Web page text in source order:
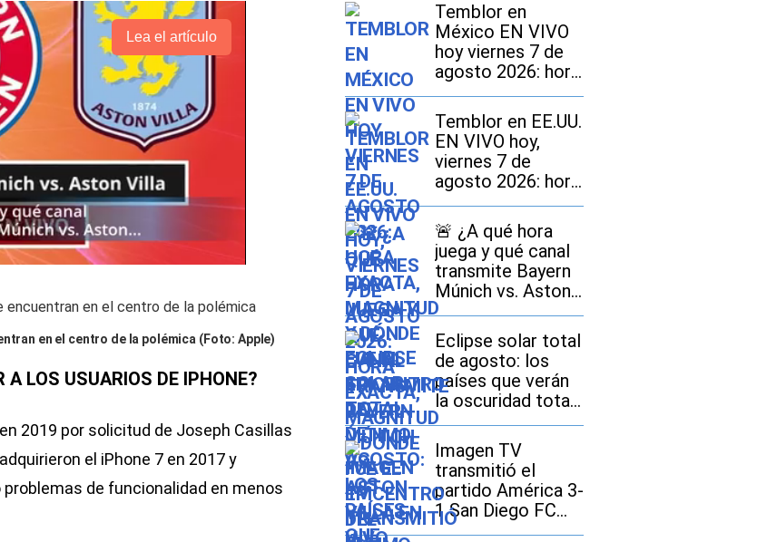
Lea el artículo
en el centro de la polémica (Foto: Apple)
A LOS USUARIOS DE IPHONE?
2019 por solicitud de Joseph Casillas
el iPhone 7 en 2017 y
de funcionalidad en menos
Temblor en
México EN VIVO
hoy viernes 7 de
agosto 2026: hora
exacta, magnitud y
dónde fue el
epicentro del
último
Temblor en EE.UU.
EN VIVO hoy,
viernes 7 de
agosto 2026: hora
exacta, magnitud y
dónde fue el
epicentro del
último sismo
🚨​ ¿A qué hora
juega y qué canal
transmite Bayern
Múnich vs. Aston
Villa EN VIVO por
amistoso 2026 en
México, Estados
Unidos y España?
Eclipse solar total
de agosto: los
países que verán
la oscuridad total
y dónde se
disfrutará mejor
Imagen TV
transmitió el
partido América 3-
1 San Diego FC
por la Leagues